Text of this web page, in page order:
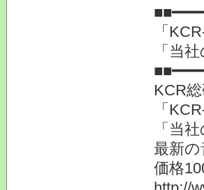
「
「当
KCR
「
「当
最新
価格